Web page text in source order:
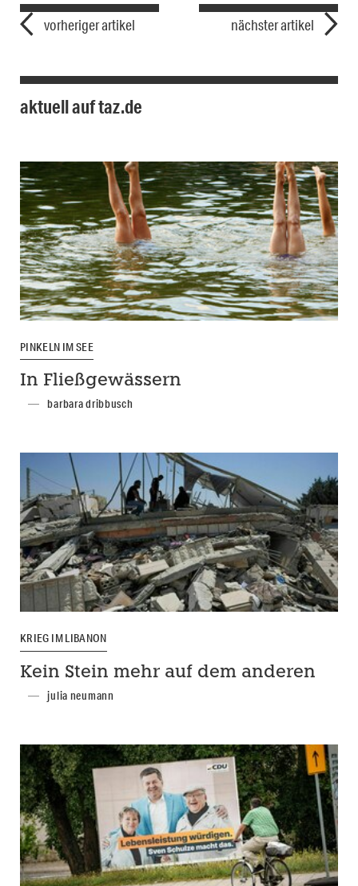
vorheriger artikel nächster artikel
aktuell auf taz.de
PINKELN IM SEE
In Fließgewässern
barbara dribbusch
KRIEG IM LIBANON
Kein Stein mehr auf dem anderen
julia neumann